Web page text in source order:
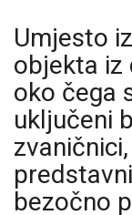
Umjesto
objekta iz
oko čega
uključeni
bezočno